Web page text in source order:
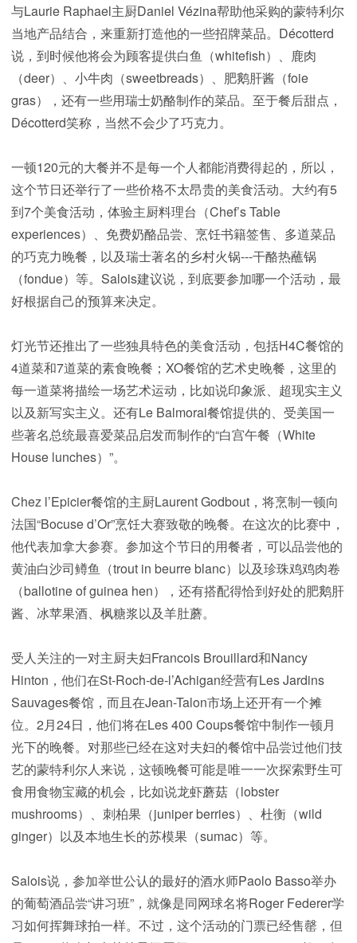
与Laurie Raphael主厨Daniel Vézina帮助他采购的蒙特利尔
当地产品结合，来重新打造他的一些招牌菜品。Décotterd
说，到时候他将会为顾客提供白鱼（whitefish）、鹿肉
（deer）、小牛肉（sweetbreads）、肥鹅肝酱（foie
gras），还有一些用瑞士奶酪制作的菜品。至于餐后甜点，
Décotterd笑称，当然不会少了巧克力。
一顿120元的大餐并不是每一个人都能消费得起的，所以，
这个节日还举行了一些价格不太昂贵的美食活动。大约有5
到7个美食活动，体验主厨料理台（Chef’s Table
experiences）、免费奶酪品尝、烹饪书籍签售、多道菜品
的巧克力晚餐，以及瑞士著名的乡村火锅---干酪热蘸锅
（fondue）等。Salois建议说，到底要参加哪一个活动，最
好根据自己的预算来决定。
灯光节还推出了一些独具特色的美食活动，包括H4C餐馆的
4道菜和7道菜的素食晚餐；XO餐馆的艺术史晚餐，这里的
每一道菜将描绘一场艺术运动，比如说印象派、超现实主义
以及新写实主义。还有Le Balmoral餐馆提供的、受美国一
些著名总统最喜爱菜品启发而制作的“白宫午餐（White
House lunches）”。
Chez l’Epicier餐馆的主厨Laurent Godbout，将烹制一顿向
法国“Bocuse d’Or”烹饪大赛致敬的晚餐。在这次的比赛中，
他代表加拿大参赛。参加这个节日的用餐者，可以品尝他的
黄油白沙司鳟鱼（trout in beurre blanc）以及珍珠鸡鸡肉卷
（ballotine of guinea hen），还有搭配得恰到好处的肥鹅肝
酱、冰苹果酒、枫糖浆以及羊肚蘑。
受人关注的一对主厨夫妇Francois Brouillard和Nancy
Hinton，他们在St-Roch-de-l’Achigan经营有Les Jardins
Sauvages餐馆，而且在Jean-Talon市场上还开有一个摊
位。2月24日，他们将在Les 400 Coups餐馆中制作一顿月
光下的晚餐。对那些已经在这对夫妇的餐馆中品尝过他们技
艺的蒙特利尔人来说，这顿晚餐可能是唯一一次探索野生可
食用食物宝藏的机会，比如说龙虾蘑菇（lobster
mushrooms）、刺柏果（juniper berries）、杜衡（wild
ginger）以及本地生长的苏模果（sumac）等。
Salois说，参加举世公认的最好的酒水师Paolo Basso举办
的葡萄酒品尝“讲习班”，就像是同网球名将Roger Federer学
习如何挥舞球拍一样。不过，这个活动的门票已经售罄，但